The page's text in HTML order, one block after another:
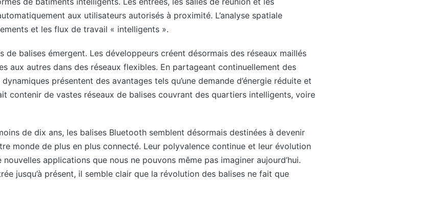
aux utilisateurs autorisés à proximité. L’analyse spatiale
et les flux de travail « intelligents ».
de balises émergent. Les développeurs créent désormais des réseaux maillés
aux autres dans des réseaux flexibles. En partageant continuellement des
présentent des avantages tels qu’une demande d’énergie réduite et
contenir de vastes réseaux de balises couvrant des quartiers intelligents, voire
de dix ans, les balises Bluetooth semblent désormais destinées à devenir
monde de plus en plus connecté. Leur polyvalence continue et leur évolution
applications que nous ne pouvons même pas imaginer aujourd’hui.
jusqu’à présent, il semble clair que la révolution des balises ne fait que